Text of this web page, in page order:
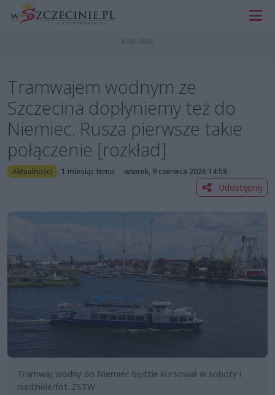
Tramwajem wodnym ze
Szczecina dopłyniemy też do
Niemiec. Rusza pierwsze takie
połączenie [rozkład]
Aktualności 1 miesiąc temu wtorek, 9 czerwca 2026 14:58
Udostępnij
Tramwaj wodny do Niemiec będzie kursował w soboty i
niedziele/fot. ŻSTW